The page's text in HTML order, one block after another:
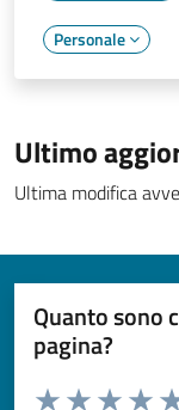
Personale
Ultimo
Ultima modifica
Quanto sono
pagina?
Valuta da 1 a 5 stelle